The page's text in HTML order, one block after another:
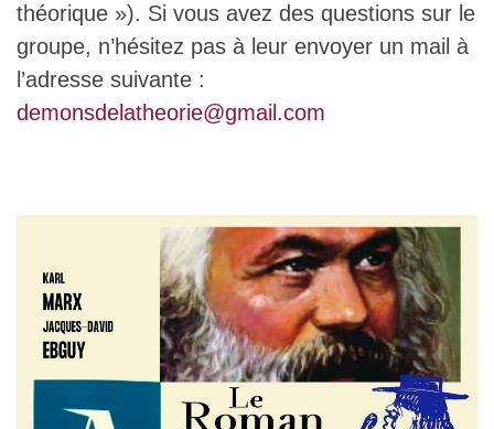
théorique »). Si vous avez des questions sur le
groupe, n’hésitez pas à leur envoyer un mail à
l’adresse suivante :
demonsdelatheorie@gmail.com